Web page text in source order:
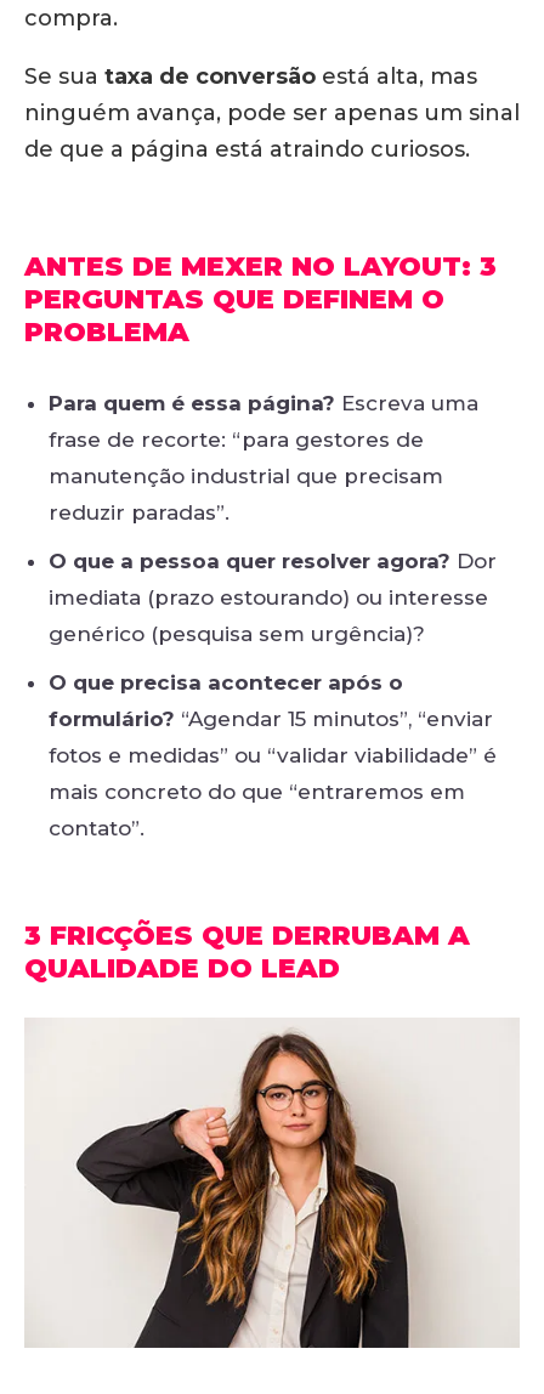
compra.
Se sua taxa de conversão está alta, mas
ninguém avança, pode ser apenas um sinal
de que a página está atraindo curiosos.
ANTES DE MEXER NO LAYOUT: 3
PERGUNTAS QUE DEFINEM O
PROBLEMA
Para quem é essa página? Escreva uma
frase de recorte: “para gestores de
manutenção industrial que precisam
reduzir paradas”.
O que a pessoa quer resolver agora? Dor
imediata (prazo estourando) ou interesse
genérico (pesquisa sem urgência)?
O que precisa acontecer após o
formulário? “Agendar 15 minutos”, “enviar
fotos e medidas” ou “validar viabilidade” é
mais concreto do que “entraremos em
contato”.
3 FRICÇÕES QUE DERRUBAM A
QUALIDADE DO LEAD